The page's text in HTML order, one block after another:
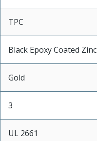
TPC
Black Epoxy Coated Zinc
Gold
3
UL 2661